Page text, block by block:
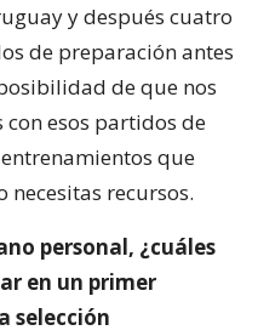
y después cuatro
de preparación antes
de que nos
esos partidos de
que
necesitas recursos.
personal, ¿cuáles
en un primer
selección